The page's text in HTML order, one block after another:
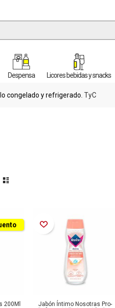
Despensa Licores bebidas y snacks
congelado y refrigerado. TyC
como
200Ml
Añadir a la Lista de Deseos
Jabón Íntimo Nosotras Pro-